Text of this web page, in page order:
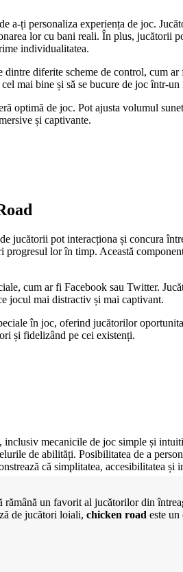
a-ți personaliza experiența de joc.
lor cu bani reali. În plus, jucătorii
individualitatea.
dintre diferite scheme de control,
mai bine și să se bucure de joc într-
optimă de joc. Pot ajusta volumul
și captivante.
jucătorii pot interacționa și concura
lor în timp. Această
cum ar fi Facebook sau Twitter.
jocul mai distractiv și mai captivant.
în joc, oferind jucătorilor
și fidelizând pe cei existenți.
mecanicile de joc simple și
de abilități. Posibilitatea de a
că simplitatea, accesibilitatea
rămână un favorit al jucătorilor din
de jucători loiali, chicken road este